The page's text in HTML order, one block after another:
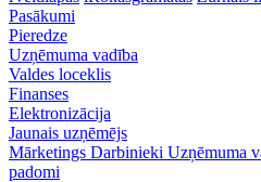
Pasākumi
Pieredze
Uzņēmuma vadība
Valdes loceklis
Finanses
Elektronizācija
Jaunais uzņēmējs
Mārketings Darbinieki Uzņēmuma
padomi